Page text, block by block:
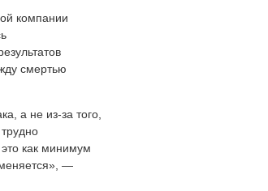
компании
смертью
а не из-за того,
как минимум
—